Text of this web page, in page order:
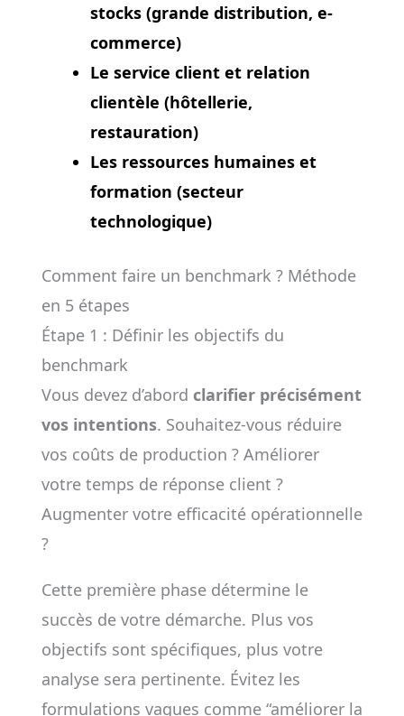
stocks (grande distribution, e-
commerce)
Le service client et relation
clientèle (hôtellerie,
restauration)
Les ressources humaines et
formation (secteur
technologique)
Comment faire un benchmark ? Méthode
en 5 étapes
Étape 1 : Définir les objectifs du
benchmark
Vous devez d’abord clarifier précisément
vos intentions. Souhaitez-vous réduire
vos coûts de production ? Améliorer
votre temps de réponse client ?
Augmenter votre efficacité opérationnelle
?
Cette première phase détermine le
succès de votre démarche. Plus vos
objectifs sont spécifiques, plus votre
analyse sera pertinente. Évitez les
formulations vagues comme “améliorer la